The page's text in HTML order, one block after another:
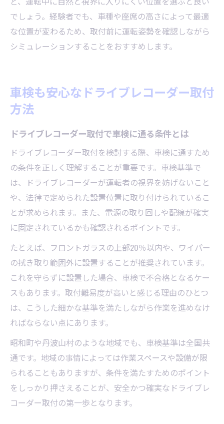
でしょう。経験者でも、車種や座席の高さによって最適
な位置が変わるため、取付前に運転姿勢を確認しながら
シミュレーションすることをおすすめします。
車検も安心なドライブレコーダー取付
方法
ドライブレコーダー取付で車検に通る条件とは
ドライブレコーダー取付を検討する際、車検に通すため
の条件を正しく理解することが重要です。車検基準で
は、ドライブレコーダーが運転者の視界を妨げないこと
や、法律で定められた設置位置に取り付けられているこ
とが求められます。また、電源の取り回しや配線が確実
に固定されているかも確認されるポイントです。
たとえば、フロントガラスの上部20％以内や、ワイパー
の拭き取り範囲外に設置することが推奨されています。
これを守らずに設置した場合、車検で不合格となるケー
スもあります。取付難易度が高いと感じる理由のひとつ
は、こうした細かな基準を満たしながら作業を進めなけ
ればならない点にあります。
昭和町や丹波山村のような地域でも、車検基準は全国共
通です。地域の事情によっては作業スペースや設備が限
られることもありますが、条件を満たすためのポイント
をしっかり押さえることが、安全かつ確実なドライブレ
コーダー取付の第一歩となります。